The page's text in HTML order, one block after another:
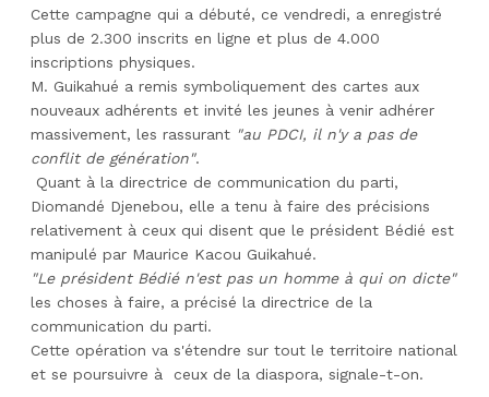
Cette campagne qui a débuté, ce vendredi, a enregistré
plus de 2.300 inscrits en ligne et plus de 4.000
inscriptions physiques.
M. Guikahué a remis symboliquement des cartes aux
nouveaux adhérents et invité les jeunes à venir adhérer
massivement, les rassurant "au PDCI, il n'y a pas de
conflit de génération".
Quant à la directrice de communication du parti,
Diomandé Djenebou, elle a tenu à faire des précisions
relativement à ceux qui disent que le président Bédié est
manipulé par Maurice Kacou Guikahué.
"Le président Bédié n'est pas un homme à qui on dicte"
les choses à faire, a précisé la directrice de la
communication du parti.
Cette opération va s'étendre sur tout le territoire national
et se poursuivre à ceux de la diaspora, signale-t-on.